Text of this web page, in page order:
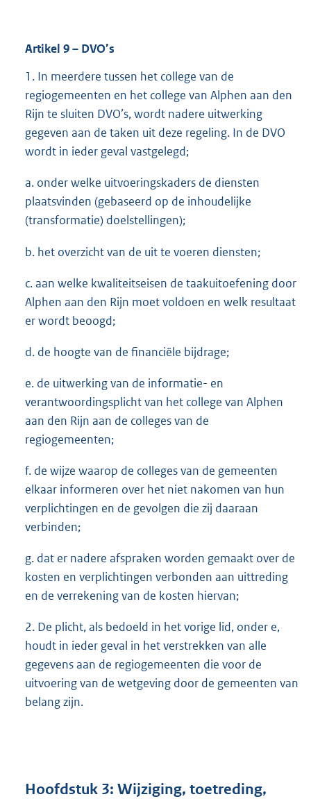
Artikel 9– DVO’s
1. In meerdere tussen het college van de
regiogemeenten en het college van Alphen aan den
Rijn te sluiten DVO’s, wordt nadere uitwerking
gegeven aan de taken uit deze regeling. In de DVO
wordt in ieder geval vastgelegd;
a. onder welke uitvoeringskaders de diensten
plaatsvinden (gebaseerd op de inhoudelijke
(transformatie) doelstellingen);
b. het overzicht van de uit te voeren diensten;
c. aan welke kwaliteitseisen de taakuitoefening door
Alphen aan den Rijn moet voldoen en welk resultaat
er wordt beoogd;
d. de hoogte van de financiële bijdrage;
e. de uitwerking van de informatie- en
verantwoordingsplicht van het college van Alphen
aan den Rijn aan de colleges van de
regiogemeenten;
f. de wijze waarop de colleges van de gemeenten
elkaar informeren over het niet nakomen van hun
verplichtingen en de gevolgen die zij daaraan
verbinden;
g. dat er nadere afspraken worden gemaakt over de
kosten en verplichtingen verbonden aan uittreding
en de verrekening van de kosten hiervan;
2. De plicht, als bedoeld in het vorige lid, onder e,
houdt in ieder geval in het verstrekken van alle
gegevens aan de regiogemeenten die voor de
uitvoering van de wetgeving door de gemeenten van
belang zijn.
Hoofdstuk 3: Wijziging, toetreding,